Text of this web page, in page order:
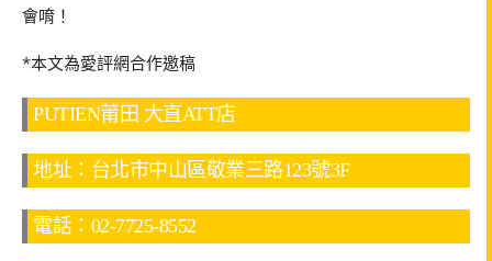
會唷！
*本文為愛評網合作邀稿
PUTIEN莆田 大直ATT店
地址：台北市中山區敬業三路123號3F
電話：02-7725-8552